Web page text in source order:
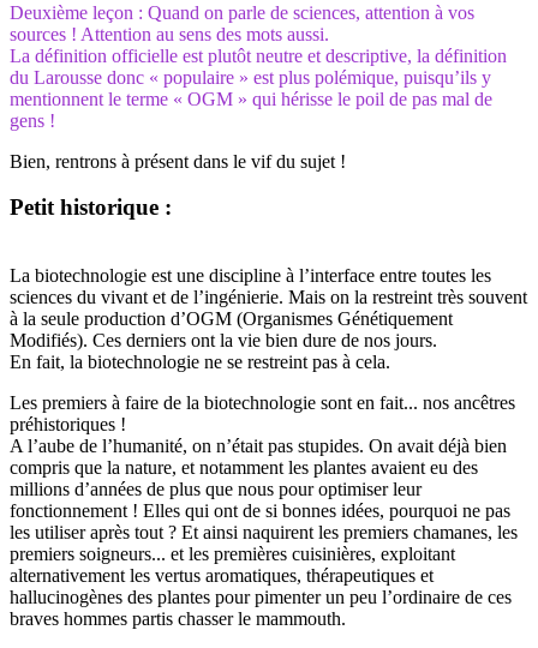
Deuxième leçon : Quand on parle de sciences, attention à vos
sources ! Attention au sens des mots aussi.
La définition officielle est plutôt neutre et descriptive, la définition
du Larousse donc « populaire » est plus polémique, puisqu’ils y
mentionnent le terme « OGM » qui hérisse le poil de pas mal de
gens !
Bien, rentrons à présent dans le vif du sujet !
Petit historique :
La biotechnologie est une discipline à l’interface entre toutes les
sciences du vivant et de l’ingénierie. Mais on la restreint très souvent
à la seule production d’OGM (Organismes Génétiquement
Modifiés). Ces derniers ont la vie bien dure de nos jours.
En fait, la biotechnologie ne se restreint pas à cela.
Les premiers à faire de la biotechnologie sont en fait... nos ancêtres
préhistoriques !
A l’aube de l’humanité, on n’était pas stupides. On avait déjà bien
compris que la nature, et notamment les plantes avaient eu des
millions d’années de plus que nous pour optimiser leur
fonctionnement ! Elles qui ont de si bonnes idées, pourquoi ne pas
les utiliser après tout ? Et ainsi naquirent les premiers chamanes, les
premiers soigneurs... et les premières cuisinières, exploitant
alternativement les vertus aromatiques, thérapeutiques et
hallucinogènes des plantes pour pimenter un peu l’ordinaire de ces
braves hommes partis chasser le mammouth.